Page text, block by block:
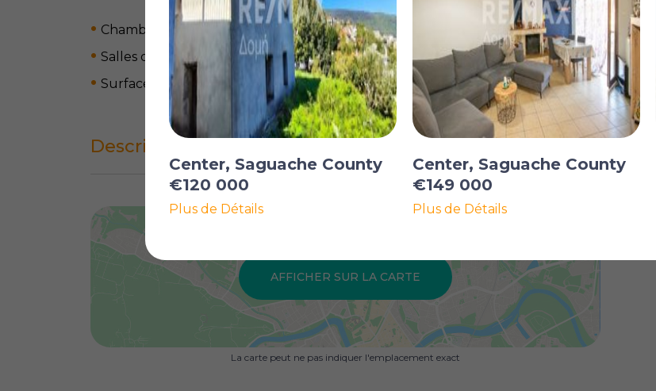
Chambres: 2
Salles de bain: 1
Surface habitable: 99 m
Description complète
AFFICHER SUR LA CARTE
La carte peut ne pas indiquer l'emplacement exact
Center, Saguache County
€120 000
Plus de Détails
Center, Saguache County
€149 000
Plus de Détails